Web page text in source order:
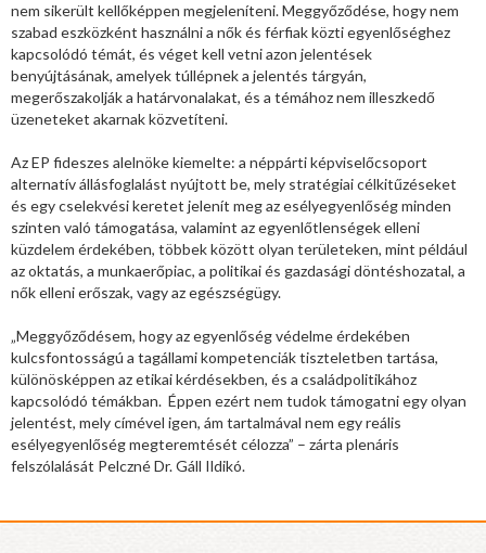
nem sikerült kellőképpen megjeleníteni. Meggyőződése, hogy nem
szabad eszközként használni a nők és férfiak közti egyenlőséghez
kapcsolódó témát, és véget kell vetni azon jelentések
benyújtásának, amelyek túllépnek a jelentés tárgyán,
megerőszakolják a határvonalakat, és a témához nem illeszkedő
üzeneteket akarnak közvetíteni.
Az EP fideszes alelnöke kiemelte: a néppárti képviselőcsoport
alternatív állásfoglalást nyújtott be, mely stratégiai célkitűzéseket
és egy cselekvési keretet jelenít meg az esélyegyenlőség minden
szinten való támogatása, valamint az egyenlőtlenségek elleni
küzdelem érdekében, többek között olyan területeken, mint például
az oktatás, a munkaerőpiac, a politikai és gazdasági döntéshozatal, a
nők elleni erőszak, vagy az egészségügy.
„Meggyőződésem, hogy az egyenlőség védelme érdekében
kulcsfontosságú a tagállami kompetenciák tiszteletben tartása,
különösképpen az etikai kérdésekben, és a családpolitikához
kapcsolódó témákban. Éppen ezért nem tudok támogatni egy olyan
jelentést, mely címével igen, ám tartalmával nem egy reális
esélyegyenlőség megteremtését célozza” – zárta plenáris
felszólalását Pelczné Dr. Gáll Ildikó.